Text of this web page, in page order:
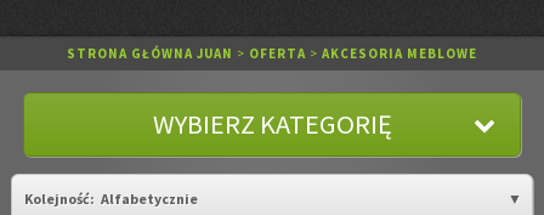
STRONA GŁÓWNA JUAN > OFERTA > AKCESORIA MEBLOWE
WYBIERZ KATEGORIĘ
Kolejność: Alfabetycznie